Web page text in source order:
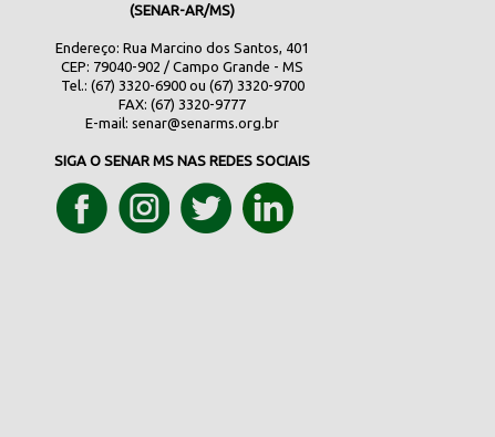
(SENAR-AR/MS)
Endereço: Rua Marcino dos Santos, 401
CEP: 79040-902 / Campo Grande - MS
Tel.: (67) 3320-6900 ou (67) 3320-9700
FAX: (67) 3320-9777
E-mail:senar@senarms.org.br
SIGA O SENAR MS NAS REDES SOCIAIS